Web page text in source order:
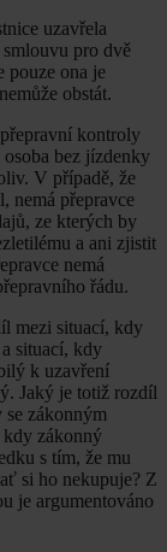
uzavřela
pro dvě
pouze ona je
obstát.
přepravní kontroly
bez jízdenky
V případě, že
nemá přepravce
ze kterých by
a ani zjistit
nemá
řádu.
mezi situací, kdy
situací, kdy
k uzavření
Jaký je totiž rozdíl
zákonným
kdy zákonný
s tím, že mu
si ho nekupuje? Z
je argumentováno